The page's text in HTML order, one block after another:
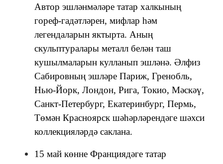
Автор эшләнмәләре татар халкының
гореф-гадәтләрен, мифлар һәм
легендаларын яктырта. Аның
скульптуралары металл белән таш
кушылмаларын кулланып эшләнә. Әлфиз
Сабировның эшләре Париж, Гренобль,
Нью-Йорк, Лондон, Рига, Токио, Мәскәү,
Санкт-Петербург, Екатеринбург, Пермь,
Төмән Красноярск шәһәрләрендәге шәхси
коллекцияләрдә саклана.
15 май көнне Франциядәге татар